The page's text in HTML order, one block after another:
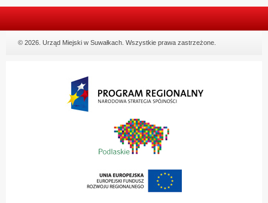
© 2026. Urząd Miejski w Suwałkach. Wszystkie prawa zastrzeżone.